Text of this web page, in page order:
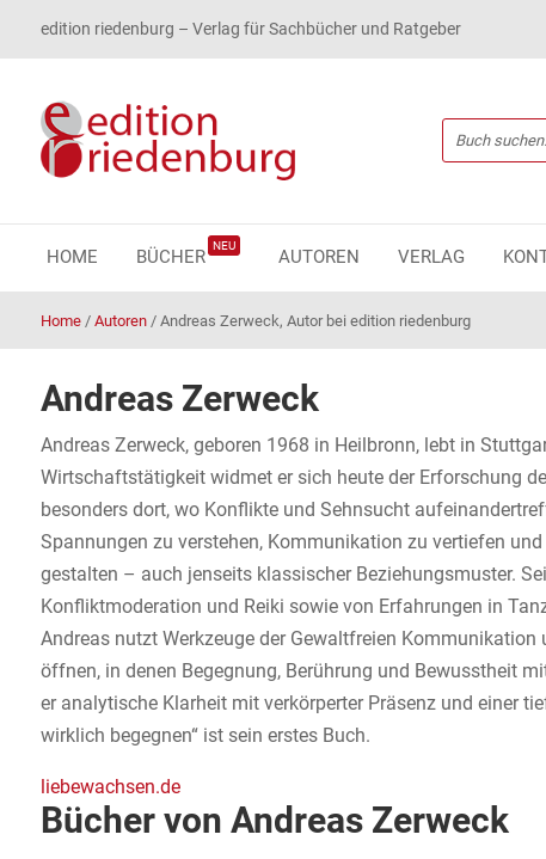
edition riedenburg – Verlag für Sachbücher und Ratgeber
HOME BÜCHER
NEU
AUTOREN VERLAG
Home/ Autoren/ Andreas Zerweck, Autor bei edition riedenburg
Andreas Zerweck
Andreas Zerweck, geboren 1968 in Heilbronn, lebt in
Wirtschaftstätigkeit widmet er sich heute der Erforschung
besonders dort, wo Konflikte und Sehnsucht
Spannungen zu verstehen, Kommunikation zu vertiefen
gestalten – auch jenseits klassischer Beziehungsmuster.
Konfliktmoderation und Reiki sowie von Erfahrungen in
Andreas nutzt Werkzeuge der Gewaltfreien
öffnen, in denen Begegnung, Berührung und Bewusstheit
er analytische Klarheit mit verkörperter Präsenz und einer
wirklich begegnen“ ist sein erstes Buch.
liebewachsen.de
Bücher von Andreas Zerweck